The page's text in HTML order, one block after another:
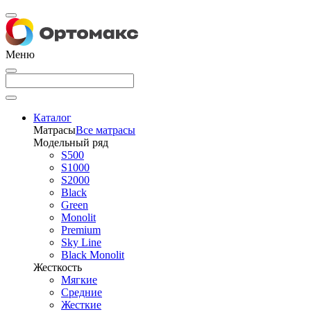
Меню
Каталог
МатрасыВсе матрасы
Модельный ряд
S500
S1000
S2000
Black
Green
Monolit
Premium
Sky Line
Black Monolit
Жесткость
Мягкие
Средние
Жесткие